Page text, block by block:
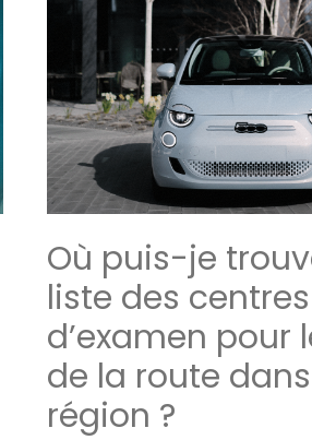
s’inscrire
dans
une
auto-
école
à
Lyon
Où puis-je
liste des centres
d’examen pour
de la route
région ?